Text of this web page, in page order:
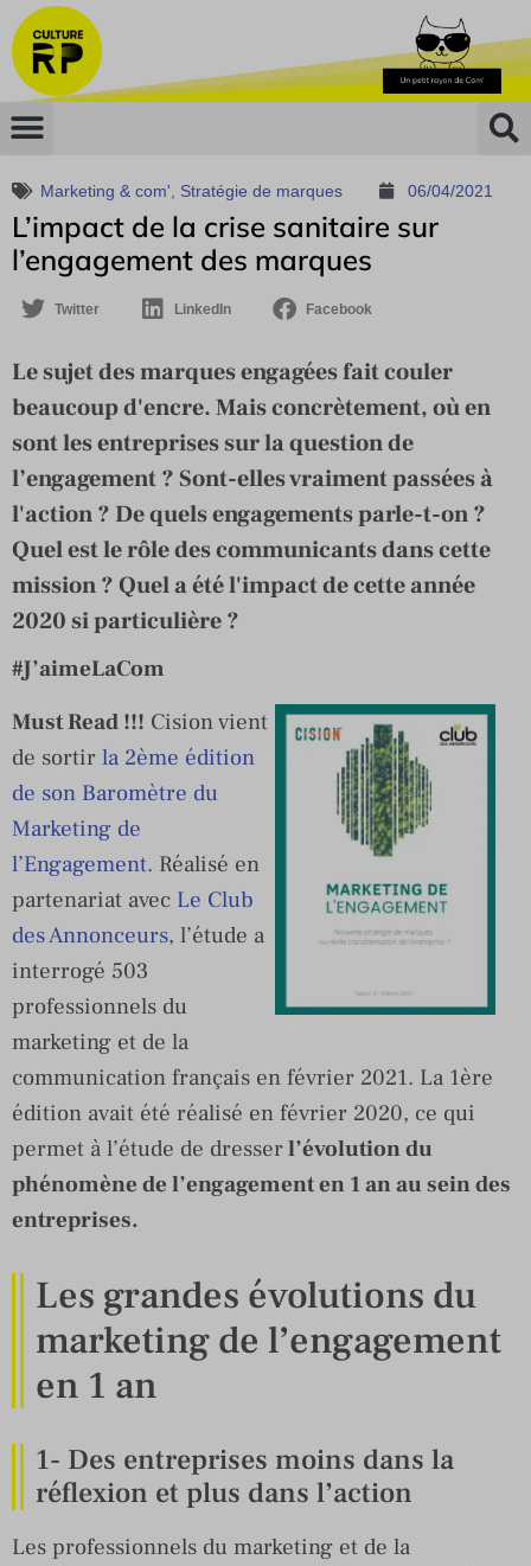
Marketing & com' Stratégie de marques 06/04/2021
L’impact de la crise sanitaire sur
l’engagement des marques
Twitter LinkedIn Facebook
Le sujet des marques engagées fait couler
beaucoup d'encre. Mais concrètement, où en
sont les entreprises sur la question de
l’engagement ? Sont-elles vraiment passées à
l'action ? De quels engagements parle-t-on ?
Quel est le rôle des communicants dans cette
mission ? Quel a été l'impact de cette année
2020 si particulière ?
#J’aimeLaCom
Must Read !!! Cision vient
de sortir la 2ème édition
de son Baromètre du
Marketing de
l’Engagement. Réalisé en
partenariat avec Le Club
des Annonceurs, l’étude a
interrogé 503
professionnels du
marketing et de la
communication français en février 2021. La 1ère
édition avait été réalisé en février 2020, ce qui
permet à l’étude de dresserl’évolution du
phénomène de l’engagement en 1 an au sein des
entreprises.
Les grandes évolutions du
marketing de l’engagement
en 1 an
1- Des entreprises moins dans la
réflexion et plus dans l’action
Les professionnels du marketing et de la